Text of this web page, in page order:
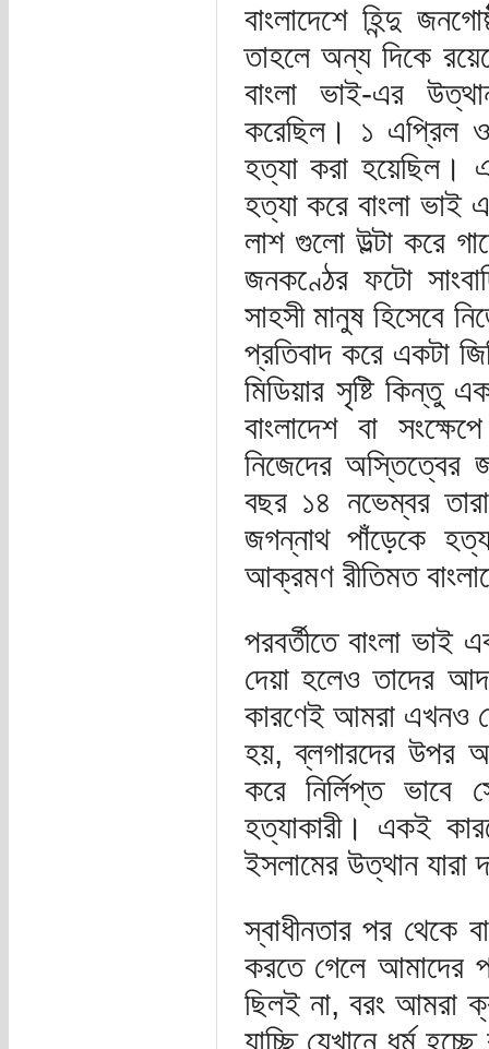
বাংলাদেশে হিন্দু
তাহলে অন্য দিকে
বাংলা ভাই-এর
করেছিল। ১ এপ্রিল
হত্যা করা
হত্যা করে বাংলা ভাই
লাশ গুলো উল্টা করে
জনকণ্ঠের ফটো
সাহসী মানুষ হিসেবে
প্রতিবাদ করে একটা
মিডিয়ার সৃষ্টি কিন্তু
বাংলাদেশ বা
নিজেদের
বছর ১৪ নভেম্বর
জগন্নাথ পাঁড়েকে
আক্রমণ রীতিমত
পরবর্তীতে বাংলা ভাই
দেয়া হলেও তাদের
কারণেই আমরা এখনও
হয়, ব্লগারদের উপর
করে নির্লিপ্ত ভাবে
হত্যাকারী। একই
ইসলামের উত্থান যারা
স্বাধীনতার পর থেকে
করতে গেলে আমাদের
ছিলই না, বরং আমরা
যাচ্ছি যেখানে ধর্ম